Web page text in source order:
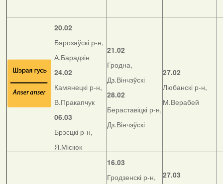
20.02
Бярозаўскі р-н,
А.Барадзін
24.02
Камянецкі р-н,
В.Пракапчук
06.03
Брэсцкі р-н,
Я.Місіюк
21.02
Гродна,
Дз.Вінчэўскі
28.02
Бераставіцкі р-н,
Дз.Вінчэўскі
27.02
Любанскі р-н,
М.Верабей
16.03
Гродзенскі р-н,
27.03